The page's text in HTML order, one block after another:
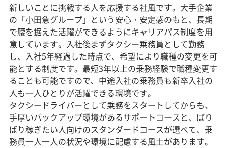
新しいことに挑戦する人を応援する社風です。大手企業
の「小田急グループ」という安心・安定感のもと、長期
で腰を据えた活躍ができるようにキャリアパス制度を用
意しています。入社後まずタクシー乗務員として勤務
し、入社5年経過した時点で、希望により職種の変更を可
能とする制度です。最短3年以上の乗務経験で職種変更す
ることも可能ですので、中途入社の乗務員も新卒入社の
人も一人ひとりが活躍できる環境です。
タクシードライバーとして乗務をスタートしてからも、
手厚いバックアップ環境があるサポートコースと、ばり
ばり稼ぎたい人向けのスタンダードコースが選べて、乗
務員一人一人の状況や環境に配慮する風土があります。